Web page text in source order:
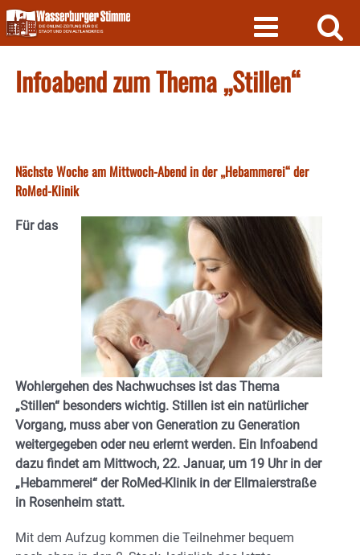
Skip
to
content
Infoabend zum Thema „Stillen“
Nächste Woche am Mittwoch-Abend in der „Hebammerei“ der
RoMed-Klinik
Für das
Wohlergehen des Nachwuchses ist das Thema
„Stillen“ besonders wichtig. Stillen ist ein natürlicher
Vorgang, muss aber von Generation zu Generation
weitergegeben oder neu erlernt werden. Ein Infoabend
dazu findet am Mittwoch, 22. Januar, um 19 Uhr in der
„Hebammerei“ der RoMed-Klinik in der Ellmaierstraße
in Rosenheim statt.
Mit dem Aufzug kommen die Teilnehmer bequem